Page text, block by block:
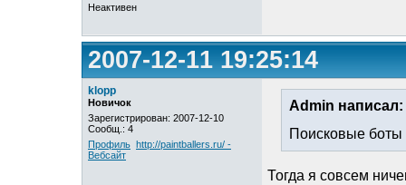
Неактивен
2007-12-11 19:25:14
klopp
Новичок
Зарегистрирован: 2007-12-10
Сообщ.: 4
Профиль http://paintballers.ru/ -
Вебсайт
Admin написал:
Поисковые боты
Тогда я совсем